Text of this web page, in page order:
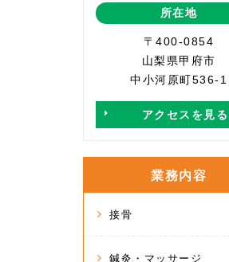
所在地
〒400-0854
山梨県甲府市
中小河原町536-1
アクセスを見る
業務内容
接骨
鍼灸・マッサージ